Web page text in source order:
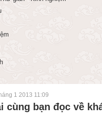
1 2013 11:09
cùng bạn đọc về